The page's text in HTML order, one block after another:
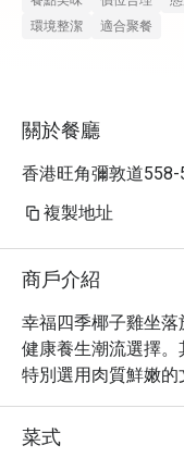
環境整潔
適合聚餐
關於餐廳
香港旺角彌敦道
複製地址
商戶介紹
幸福四季椰子雞坐
健康養生潮流選擇
特別選用肉質鮮嫩的
香四溢，湯頭味道
粒分明、飽滿晶瑩的
客踏上魅力獨到的海
菜式